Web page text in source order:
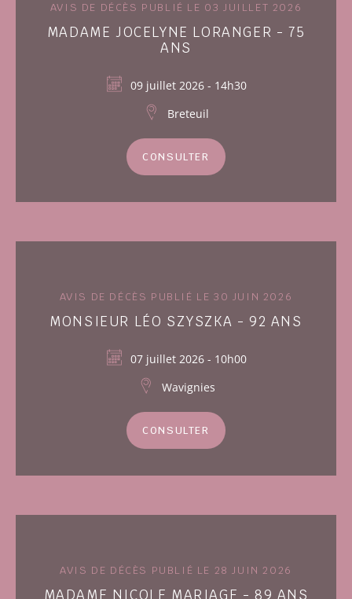
AVIS DE DÉCÈS PUBLIÉ LE 03 JUILLET 2026
MADAME JOCELYNE LORANGER - 75
ANS
09 juillet 2026 - 14h30
Breteuil
CONSULTER
AVIS DE DÉCÈS PUBLIÉ LE 30 JUIN 2026
MONSIEUR LÉO SZYSZKA - 92 ANS
07 juillet 2026 - 10h00
Wavignies
CONSULTER
AVIS DE DÉCÈS PUBLIÉ LE 28 JUIN 2026
MADAME NICOLE MARIAGE - 89 ANS